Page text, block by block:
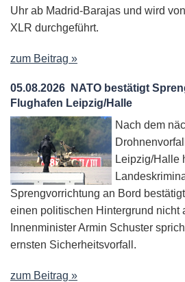
Uhr ab Madrid-Barajas und wird
XLR durchgeführt.
zum Beitrag »
05.08.2026
NATO bestätigt
Flughafen Leipzig/Halle
Nach dem
Leipzig/Halle
Sprengvorrichtung an Bord
einen politischen Hintergrund nicht
Innenminister Armin Schuster
ernsten Sicherheitsvorfall.
zum Beitrag »